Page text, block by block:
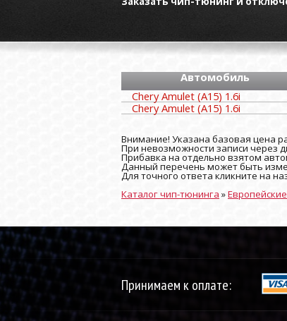
Автомобиль
Chery Amulet (A15) 1.6i
Chery Amulet (A15) 1.6i
Внимание! Указана базовая цена
При невозможности записи через
Прибавка на отдельно взятом
Данный перечень может быть
Для точного ответа кликните на
Каталог чип-тюнинга »
Принимаем к оплате: